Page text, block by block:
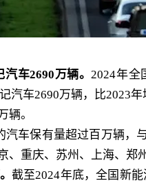
汽车2690万辆。2024年全
车2690万辆，比2023年
辆。
汽车保有量超过百万辆，
重庆、苏州、上海、郑
截至2024年底，全国新能